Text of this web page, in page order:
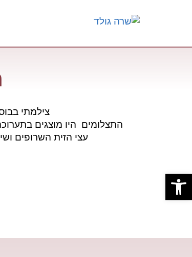
צילמתי
התצלומים היו מוצגים
עצי הזית השרופים
פתח סרגל נגישות